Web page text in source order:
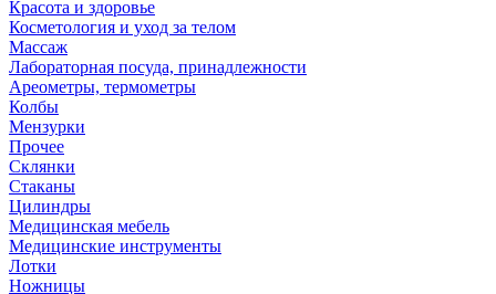
Красота и здоровье
Косметология и уход за телом
Массаж
Лабораторная посуда, принадлежности
Ареометры, термометры
Колбы
Мензурки
Прочее
Склянки
Стаканы
Цилиндры
Медицинская мебель
Медицинские инструменты
Лотки
Ножницы